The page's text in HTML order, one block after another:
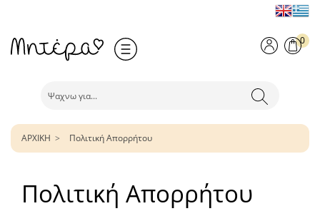
0
ΑΡΧΙΚΗ Πολιτική Απορρήτου
Πολιτική Απορρήτου